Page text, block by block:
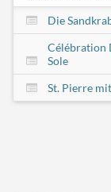
Die
Célébration
Sole
St. Pierre